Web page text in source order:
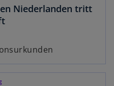
Niederlanden tritt